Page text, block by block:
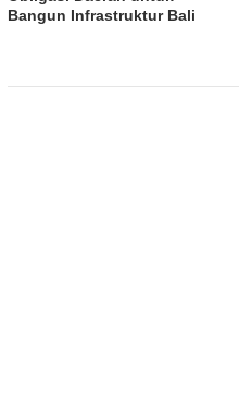
Bangun Infrastruktur Bali